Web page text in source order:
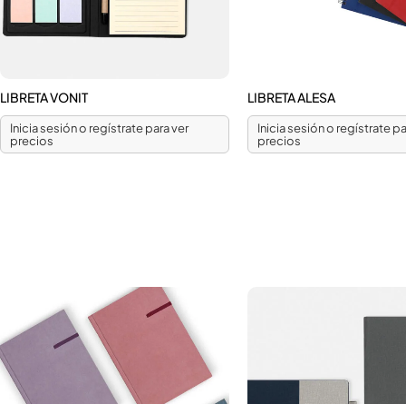
LIBRETA VONIT
Inicia sesión o regístrate para ver
precios
LIBRETA ALESA
Inicia sesión o regístrate
precios